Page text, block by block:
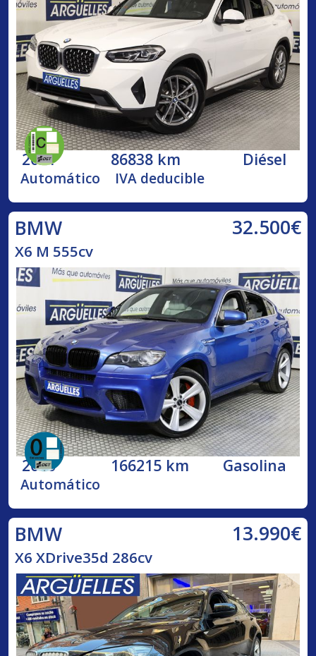
2021 86838 km Diésel
Automático IVA deducible
BMW 32.500€
X6 M 555cv
2010 166215 km Gasolina
Automático
BMW 13.990€
X6 XDrive35d 286cv